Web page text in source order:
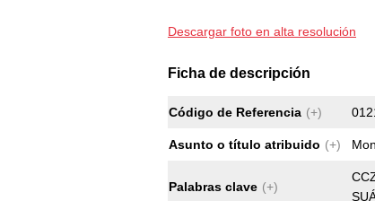
Descargar foto en alta resolución
Ficha de descripción
Código de Referencia (+)
Asunto o título atribuido (+)
Palabras clave (+)